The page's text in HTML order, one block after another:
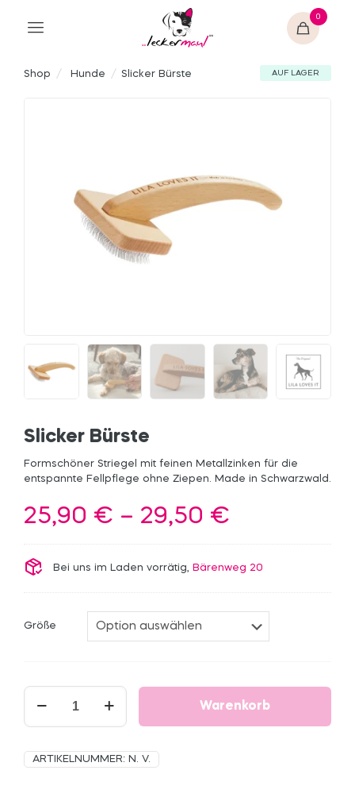
0
Shop / Hunde / Slicker Bürste AUF LAGER
Slicker Bürste
Formschöner Striegel mit feinen Metallzinken für die
entspannte Fellpflege ohne Ziepen. Made in Schwarzwald.
25,90 € – 29,50 €
bis
Bei uns im Laden vorrätig, Bärenweg 20
Größe
Slicker
Bürste
Menge
Warenkorb
ARTIKELNUMMER: N. V.